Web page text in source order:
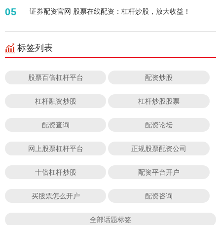
05 证券配资官网 股票在线配资：杠杆炒股，放大收益！
标签列表
股票百倍杠杆平台 配资炒股
杠杆融资炒股 杠杆炒股股票
配资查询 配资论坛
网上股票杠杆平台 正规股票配资公司
十倍杠杆炒股 配资平台开户
买股票怎么开户 配资咨询
全部话题标签